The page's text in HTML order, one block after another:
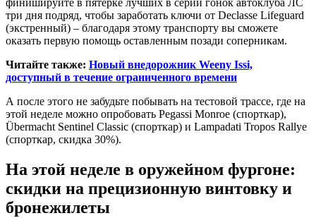
финишируйте в пятерке лучших в серии гонок автоклуба ЛС
три дня подряд, чтобы заработать ключи от Declasse Lifeguard
(экстренный) – благодаря этому транспорту вы сможете
оказать первую помощь оставленным позади соперникам.
Читайте также: Новый внедорожник Weeny Issi,
доступный в течение ограниченного времени
А после этого не забудьте побывать на тестовой трассе, где на
этой неделе можно опробовать Pegassi Monroe (спорткар),
Übermacht Sentinel Classic (спорткар) и Lampadati Tropos Rallye
(спорткар, скидка 30%).
На этой неделе в оружейном фургоне:
скидки на прецизионную винтовку и
бронежилеты